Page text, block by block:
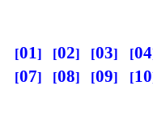
01 02 03 04
07
08 09 10